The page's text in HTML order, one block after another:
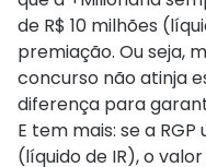
de R$ 10 milhões
premiação. Ou seja,
concurso não atinja
diferença para
E tem mais: se a
(líquido de IR), o